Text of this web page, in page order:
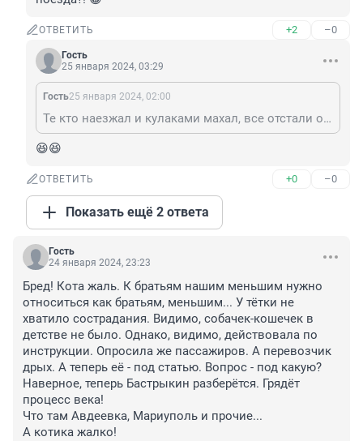
ОТВЕТИТЬ +2 –0
Гость
25 января 2024, 03:29
Гость25 января 2024, 02:00
Те кто наезжал и кулаками махал, все отстали от поезда?! 😁
😆😆
ОТВЕТИТЬ +0 –0
Показать ещё 2 ответа
Гость
24 января 2024, 23:23
Бред! Кота жаль. К братьям нашим меньшим нужно
относиться как братьям, меньшим... У тётки не
хватило сострадания. Видимо, собачек-кошечек в
детстве не было. Однако, видимо, действовала по
инструкции. Опросила же пассажиров. А перевозчик
дрых. А теперь её - под статью. Вопрос - под какую?
Наверное, теперь Бастрыкин разберётся. Грядёт
процесс века!
Что там Авдеевка, Мариуполь и прочие...
А котика жалко!